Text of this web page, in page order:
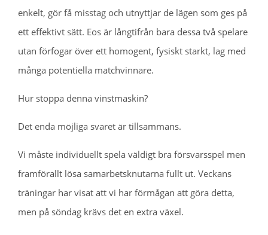
enkelt, gör få misstag och utnyttjar de lägen som ges på
ett effektivt sätt. Eos är långtifrån bara dessa två spelare
utan förfogar över ett homogent, fysiskt starkt, lag med
många potentiella matchvinnare.
Hur stoppa denna vinstmaskin?
Det enda möjliga svaret är tillsammans.
Vi måste individuellt spela väldigt bra försvarsspel men
framförallt lösa samarbetsknutarna fullt ut. Veckans
träningar har visat att vi har förmågan att göra detta,
men på söndag krävs det en extra växel.